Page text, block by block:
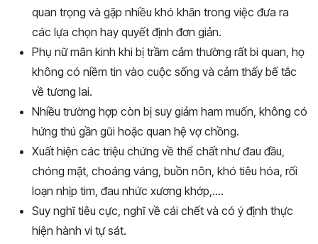
quan trọng và gặp nhiều khó khăn trong việc đưa ra
các lựa chọn hay quyết định đơn giản.
Phụ nữ mãn kinh khi bị trầm cảm thường rất bi quan, họ
không có niềm tin vào cuộc sống và cảm thấy bế tắc
về tương lai.
Nhiều trường hợp còn bị suy giảm ham muốn, không có
hứng thú gần gũi hoặc quan hệ vợ chồng.
Xuất hiện các triệu chứng về thể chất như đau đầu,
chóng mặt, choáng váng, buồn nôn, khó tiêu hóa, rối
loạn nhịp tim, đau nhức xương khớp,….
Suy nghĩ tiêu cực, nghĩ về cái chết và có ý định thực
hiện hành vi tự sát.